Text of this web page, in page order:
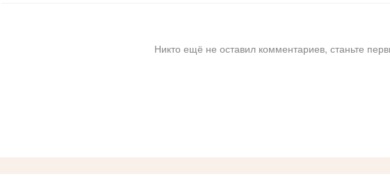
Никто ещё не оставил комментариев, станьте